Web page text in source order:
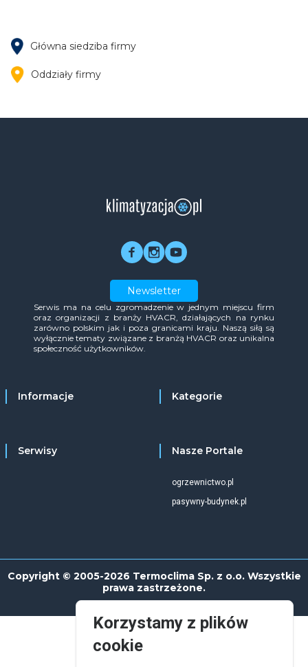
Główna siedziba firmy
Oddziały firmy
Newsletter
Serwis ma na celu zgromadzenie w jednym miejscu firm
oraz organizacji z branży HVACR, działających na rynku
zarówno polskim jak i poza granicami kraju. Naszą siłą są
wyłącznie tematy związane z branżą HVACR oraz unikalna
społeczność użytkowników.
Informacje Kategorie
Serwisy Nasze Portale
ogrzewnictwo.pl
pasywny-budynek.pl
Copyright © 2005-2026 Termoclima Sp. z o.o. Wszystkie
prawa zastrzeżone.
Korzystamy z plików
cookie